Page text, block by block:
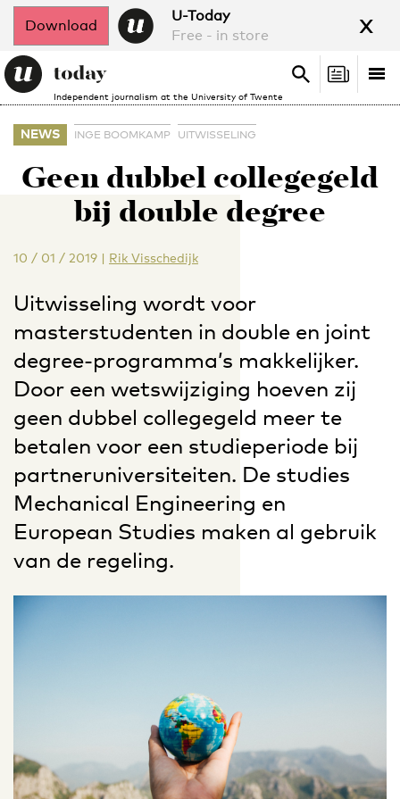
Download
U-Today
Free - in store
x
Independent journalism at the University of Twente
Search
Search
NEWS INGE BOOMKAMP UITWISSELING
Geen dubbel collegegeld
bij double degree
10 / 01 / 2019 | Rik Visschedijk
Uitwisseling wordt voor
masterstudenten in double en joint
degree-programma’s makkelijker.
Door een wetswijziging hoeven zij
geen dubbel collegegeld meer te
betalen voor een studieperiode bij
partneruniversiteiten. De studies
Mechanical Engineering en
European Studies maken al gebruik
van de regeling.